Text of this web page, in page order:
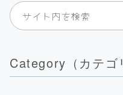
Category（カテゴ